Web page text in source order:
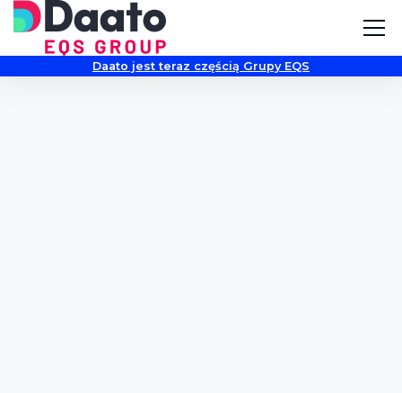
Daato jest teraz częścią Grupy EQS